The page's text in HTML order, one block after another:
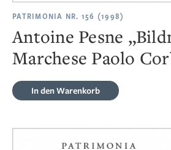
PATRIMONIA NR. 156 (1998)
Antoine Pesne
Marchese Paolo
In den Warenkorb